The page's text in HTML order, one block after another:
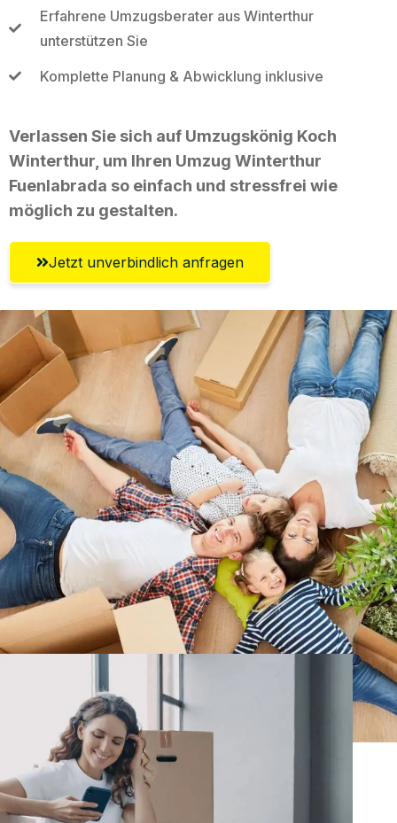
Erfahrene Umzugsberater aus Winterthur
unterstützen Sie
Komplette Planung & Abwicklung inklusive
Verlassen Sie sich auf Umzugskönig Koch
Winterthur, um Ihren Umzug Winterthur
Fuenlabrada so einfach und stressfrei wie
möglich zu gestalten.
Jetzt unverbindlich anfragen